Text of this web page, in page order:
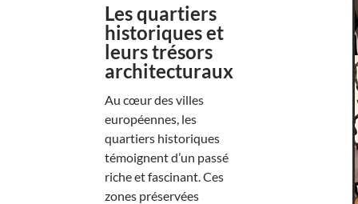
Les quartiers
historiques et
leurs trésors
architecturaux
Au cœur des villes
européennes, les
quartiers historiques
témoignent d’un passé
riche et fascinant. Ces
zones préservées